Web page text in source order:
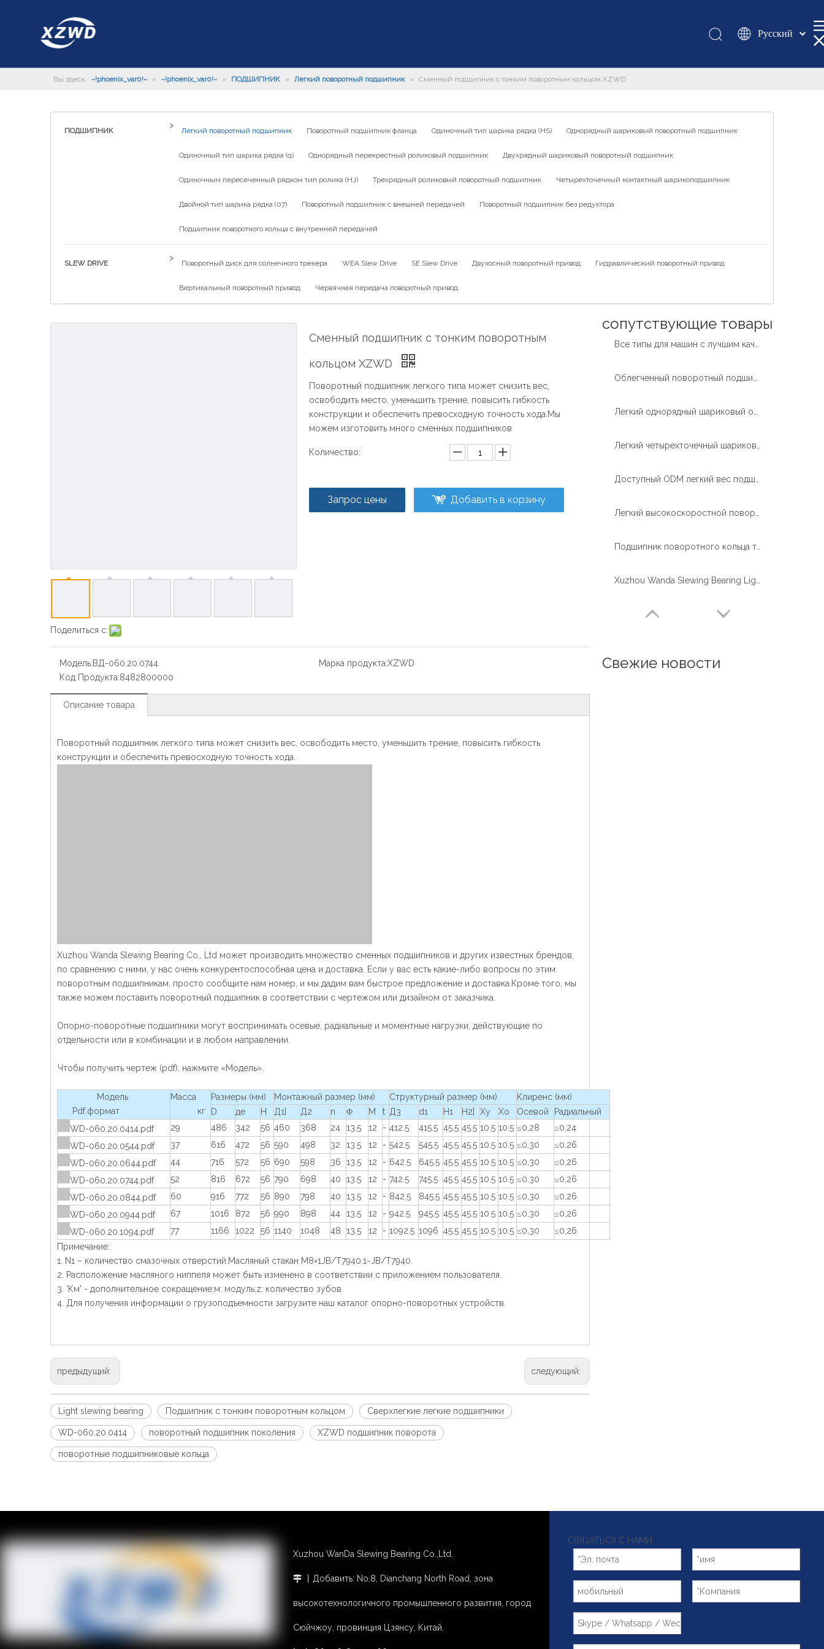
Pусский
românesc
简体中文
Вы здесь: ~!phoenix_var0!~ » ~!phoenix_var0!~ » ПОДШИПНИК » Легкий поворотный подшипник » Сменный подшипник с тонким поворотным кольцом XZWD
ПОДШИПНИК
>
Легкий поворотный подшипник Поворотный подшипник фланца Одиночный тип шарика рядка (HS) Однорядный шариковый поворотный подшипник
Одиночный тип шарика рядка (q) Однорядный перекрестный роликовый подшипник Двухрядный шариковый поворотный подшипник
Одиночным пересеченный рядком тип ролика (HJ) Трехрядный роликовый поворотный подшипник Четырехточечный контактный шарикоподшипник
Двойной тип шарика рядка (07) Поворотный подшипник с внешней передачей Поворотный подшипник без редуктора
Подшипник поворотного кольца с внутренней передачей
SLEW DRIVE
>
Поворотный диск для солнечного трекера WEA Slew Drive SE Slew Drive Двухосный поворотный привод Гидравлический поворотный привод
Вертикальный поворотный привод Червячная передача поворотный привод
Поделиться с:
Сменный подшипник с тонким поворотным
кольцом XZWD
Поворотный подшипник легкого типа может снизить вес,
освободить место, уменьшить трение, повысить гибкость
конструкции и обеспечить превосходную точность хода.Мы
можем изготовить много сменных подшипников
Количество:
Запрос цены Добавить в корзину
Модель:ВД-060.20.0744 Марка продукта:XZWD
Код Продукта:8482800000
Описание товара
Поворотный подшипник легкого типа может снизить вес, освободить место, уменьшить трение, повысить гибкость
конструкции и обеспечить превосходную точность хода.
Xuzhou Wanda Slewing Bearing Co., Ltd может производить множество сменных подшипников и других известных брендов,
по сравнению с ними, у нас очень конкурентоспособная цена и доставка. Если у вас есть какие-либо вопросы по этим
поворотным подшипникам, просто сообщите нам номер, и мы дадим вам быстрое предложение и доставка.Кроме того, мы
также можем поставить поворотный подшипник в соответствии с чертежом или дизайном от заказчика.
Опорно-поворотные подшипники могут воспринимать осевые, радиальные и моментные нагрузки, действующие по
отдельности или в комбинации и в любом направлении.
Чтобы получить чертеж (pdf), нажмите «Модель».
Модель
Pdf.формат
Масса
кг
Размеры (мм) Монтажный размер (мм) Структурный размер (мм)
Клиренс (мм)
D
де H Д1] Д2 n Φ M t Д3 d1 H1 Н2] Ху Хо Осевой
Радиальный
WD-060.20.0414.pdf
29 486 342 56 460 368 24 13.5 12 - 412.5 415.5 45.5 45.5 10.5 10.5 ≤0,28
≤0,24
WD-060.20.0544.pdf
37 616 472 56 590 498 32 13.5 12 - 542.5 545.5 45.5 45.5 10.5 10.5 ≤0,30
≤0,26
WD-060.20.0644.pdf
44 716 572 56 690 598 36 13.5 12 - 642.5 645.5 45.5 45.5 10.5 10.5 ≤0,30
≤0,26
WD-060.20.0744.pdf
52 816 672 56 790 698 40 13.5 12 - 742.5 745.5 45.5 45.5 10.5 10.5 ≤0,30
≤0,26
WD-060.20.0844.pdf
60 916 772 56 890 798 40 13.5 12 - 842.5 845.5 45.5 45.5 10.5 10.5 ≤0,30
≤0,26
WD-060.20.0944.pdf
67 1016 872 56 990 898 44 13.5 12 - 942.5 945.5 45.5 45.5 10.5 10.5 ≤0,30
≤0,26
WD-060.20.1094.pdf
77 1166 1022 56 1140 1048 48 13.5 12 - 1092.5 1096 45.5 45.5 10.5 10.5 ≤0,30
≤0,26
Примечание:
1. N1 – количество смазочных отверстий.Масляный стакан M8×1JB/T7940.1~JB/T7940.
2. Расположение масляного ниппеля может быть изменено в соответствии с приложением пользователя.
3. 'Км' - дополнительное сокращение;м: модуль;z: количество зубов
4. Для получения информации о грузоподъемности загрузите наш каталог опорно-поворотных устройств.
предыдущий: следующий:
Light slewing bearing Подшипник с тонким поворотным кольцом Сверхлегкие легкие подшипники
WD-060.20.0414 поворотный подшипник поколения XZWD подшипник поворота
поворотные подшипниковые кольца
сопутствующие товары
Свежие новости
Xuzhou WanDa Slewing Bearing Co.,Ltd.
 丨Добавить: No.8, Dianchang North Road, зона
высокотехнологичного промышленного развития, город
Сюйчжоу, провинция Цзянсу, Китай.
СВЯЗАТЬСЯ С НАМИ